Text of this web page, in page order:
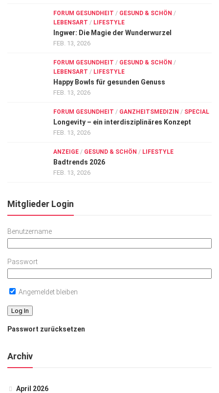
FORUM GESUNDHEIT / GESUND & SCHÖN /
LEBENSART / LIFESTYLE
Ingwer: Die Magie der Wunderwurzel
FEB. 13, 2026
FORUM GESUNDHEIT / GESUND & SCHÖN /
LEBENSART / LIFESTYLE
Happy Bowls für gesunden Genuss
FEB. 13, 2026
FORUM GESUNDHEIT / GANZHEITSMEDIZIN / SPECIAL
Longevity – ein interdisziplinäres Konzept
FEB. 13, 2026
ANZEIGE / GESUND & SCHÖN / LIFESTYLE
Badtrends 2026
FEB. 13, 2026
Mitglieder Login
Benutzername
Passwort
Angemeldet bleiben
Passwort zurücksetzen
Archiv
April 2026